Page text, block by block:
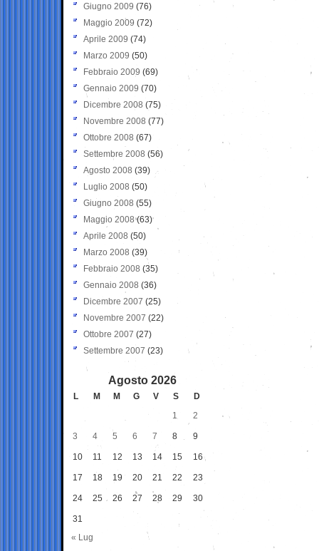
Giugno 2009 (76)
Maggio 2009 (72)
Aprile 2009 (74)
Marzo 2009 (50)
Febbraio 2009 (69)
Gennaio 2009 (70)
Dicembre 2008 (75)
Novembre 2008 (77)
Ottobre 2008 (67)
Settembre 2008 (56)
Agosto 2008 (39)
Luglio 2008 (50)
Giugno 2008 (55)
Maggio 2008(63)
Aprile 2008 (50)
Marzo 2008 (39)
Febbraio 2008 (35)
Gennaio 2008 (36)
Dicembre 2007 (25)
Novembre 2007 (22)
Ottobre 2007 (27)
Settembre 2007 (23)
Agosto 2026
L M M G V S
D
1
2
3 4 5 6 7 8 9
10 11 12 13 14 15 16
17 18 19 20 21 22 23
24 25 26 27 28 29 30
31
« Lug